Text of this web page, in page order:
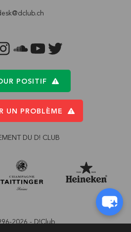
SOUNDCLOUD
YOUTUBETWITTER
POSITIF
UN PROBLÈME
DU D! CLUB
2026 - D!Club